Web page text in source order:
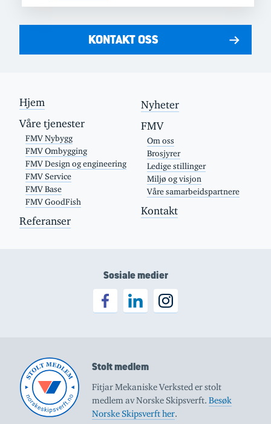
KONTAKT OSS
Hjem
Våre tjenester
FMV Nybygg
FMV Ombygging
FMV Design og engineering
FMV Service
FMV Base
FMV GoodFish
Referanser
Nyheter
FMV
Om oss
Brosjyrer
Ledige stillinger
Miljø og visjon
Våre samarbeidspartnere
Kontakt
Sosiale medier
Stolt medlem
Fitjar Mekaniske Verksted er stolt
medlem av Norske Skipsverft. Besøk
Norske Skipsverft her.